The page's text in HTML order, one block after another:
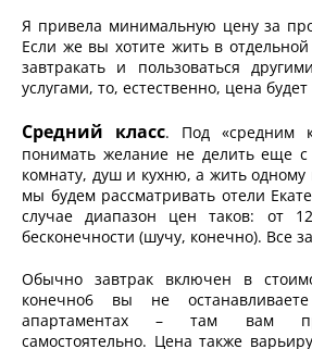
Я привела минимальную цену за
Если же вы хотите жить в
завтракать и пользоваться
услугами, то, естественно, цена
Средний класс. Под «средним
понимать желание не делить еще с
комнату, душ и кухню, а жить
мы будем рассматривать отели
случае диапазон цен таков: от
бесконечности (шучу, конечно). Все
Обычно завтрак включен в
конечно6 вы не
апартаментах – там вам
самостоятельно. Цена также